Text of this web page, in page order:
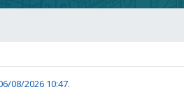
08/2026 10:47.